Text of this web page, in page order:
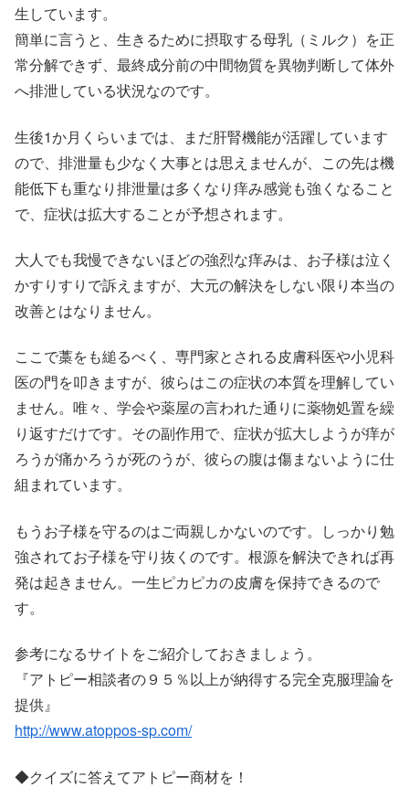
生しています。
簡単に言うと、生きるために摂取する母乳（ミルク）を正
常分解できず、最終成分前の中間物質を異物判断して体外
へ排泄している状況なのです。
生後1か月くらいまでは、まだ肝腎機能が活躍しています
ので、排泄量も少なく大事とは思えませんが、この先は機
能低下も重なり排泄量は多くなり痒み感覚も強くなること
で、症状は拡大することが予想されます。
大人でも我慢できないほどの強烈な痒みは、お子様は泣く
かすりすりで訴えますが、大元の解決をしない限り本当の
改善とはなりません。
ここで藁をも縋るべく、専門家とされる皮膚科医や小児科
医の門を叩きますが、彼らはこの症状の本質を理解してい
ません。唯々、学会や薬屋の言われた通りに薬物処置を繰
り返すだけです。その副作用で、症状が拡大しようが痒が
ろうが痛かろうが死のうが、彼らの腹は傷まないように仕
組まれています。
もうお子様を守るのはご両親しかないのです。しっかり勉
強されてお子様を守り抜くのです。根源を解決できれば再
発は起きません。一生ピカピカの皮膚を保持できるので
す。
参考になるサイトをご紹介しておきましょう。
『アトピー相談者の９５％以上が納得する完全克服理論を
提供』
http://www.atoppos-sp.com/
◆クイズに答えてアトピー商材を！